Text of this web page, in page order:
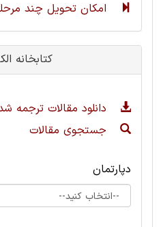
امکان تحویل چند
کتابخانه
دانلود مقالات ترجمه
جستجوی مقالات
دپارتمان